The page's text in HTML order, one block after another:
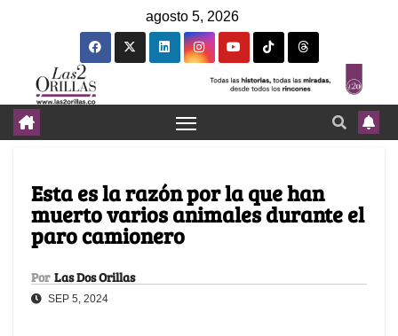
agosto 5, 2026
Esta es la razón por la que han
muerto varios animales durante el
paro camionero
Por Las Dos Orillas
SEP 5, 2024